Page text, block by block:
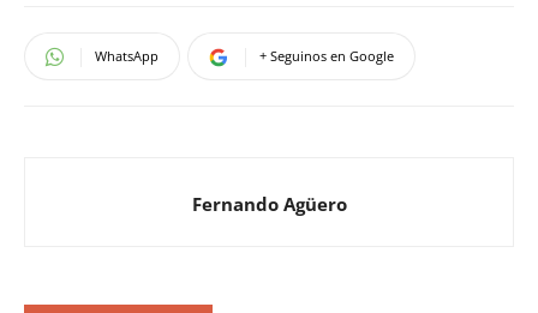
WhatsApp + Seguinos en Google
Fernando Agüero